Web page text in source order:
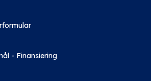
- Finansiering